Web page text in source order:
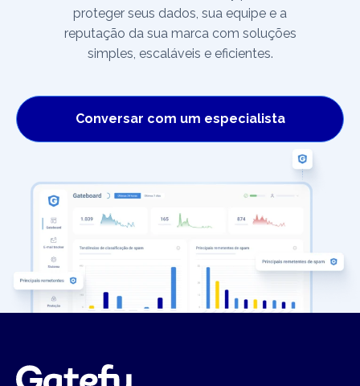
proteger seus dados, sua equipe e a
reputação da sua marca com soluções
simples, escaláveis e eficientes.
Conversar com um especialista